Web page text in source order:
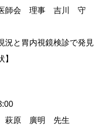
医師会 理事 吉川 守
と胃内視鏡検診で発見
萩原 廣明 先生